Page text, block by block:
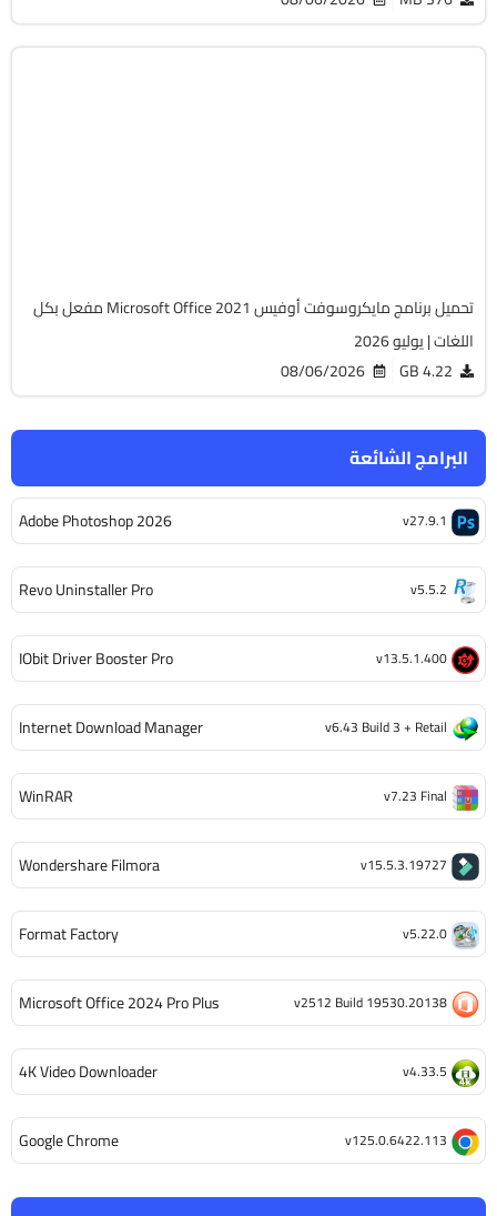
البرامج الشائعة
Adobe Photoshop 2026 v27.9.1
Revo Uninstaller Pro v5.5.2
IObit Driver Booster Pro v13.5.1.400
Internet Download Manager v6.43 Build 3 + Retail
WinRAR v7.23 Final
Wondershare Filmora v15.5.3.19727
Format Factory v5.22.0
Microsoft Office 2024 Pro Plus v2512 Build 19530.20138
4K Video Downloader v4.33.5
Google Chrome v125.0.6422.113
تحميل برنامج مايكروسوفت أوفيس Microsoft Office 2021 مفعل بكل
اللغات | يوليو 2026
4.22 GB
08/06/2026